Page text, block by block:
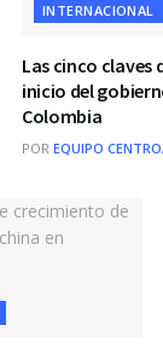
INTERNACIONAL
Las cinco claves
inicio del
Colombia
POR EQUIPO